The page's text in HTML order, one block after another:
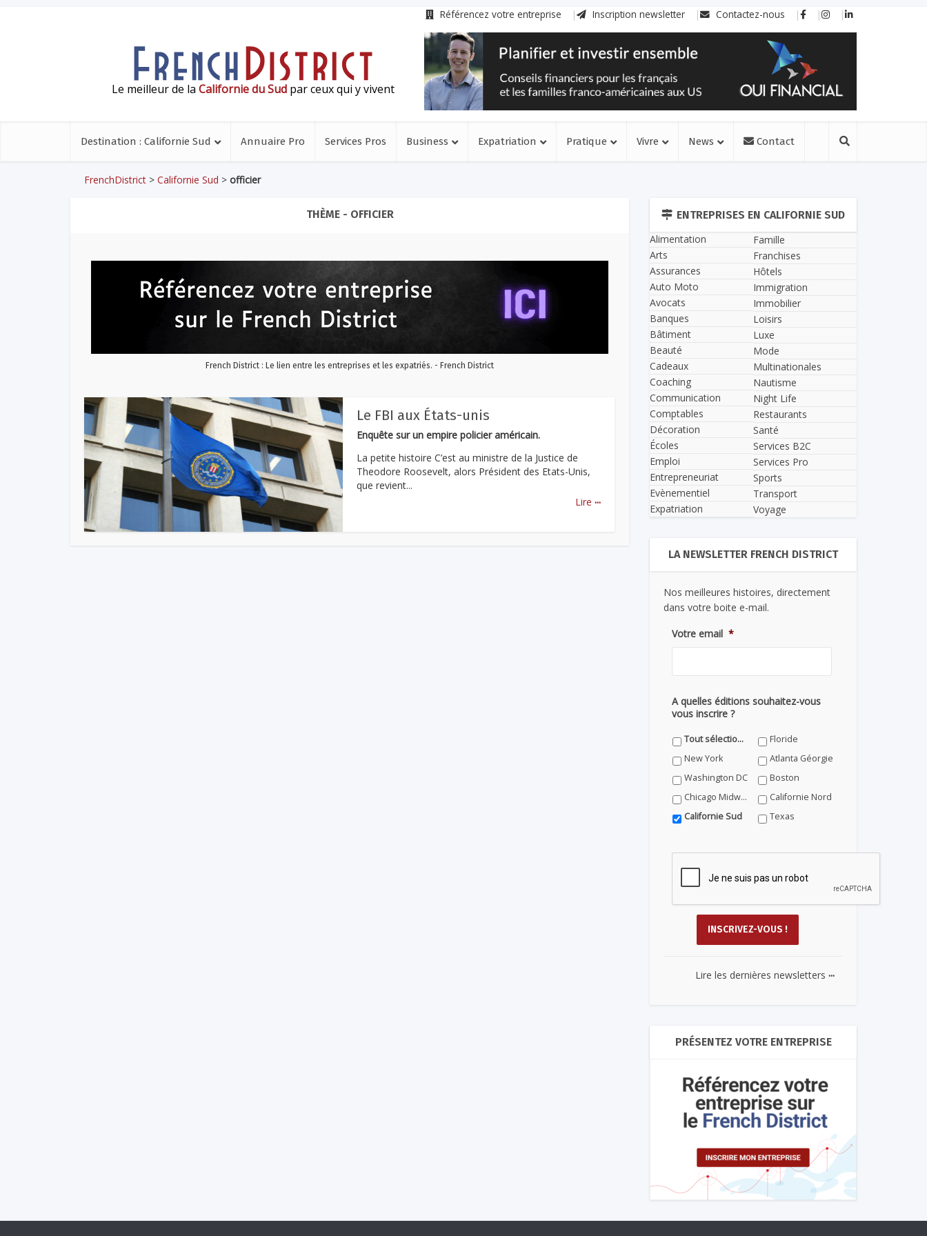
Référencez votre entreprise Inscription newsletter Contactez-nous
Le meilleur de la Californie du Sud par ceux qui y vivent
Destination : Californie Sud Annuaire Pro Services Pros Business Expatriation Pratique Vivre News Contact
FrenchDistrict > Californie Sud > officier
THÈME - OFFICIER
French District : Le lien entre les entreprises et les expatriés. - French District
Le FBI aux États-unis
Enquête sur un empire policier américain.
La petite histoire C’est au ministre de la Justice de
Theodore Roosevelt, alors Président des Etats-Unis,
que revient...
Lire ...
ENTREPRISES EN CALIFORNIE SUD
Alimentation
Arts
Assurances
Auto Moto
Avocats
Banques
Bâtiment
Beauté
Cadeaux
Coaching
Communication
Comptables
Décoration
Écoles
Emploi
Entrepreneuriat
Evènementiel
Expatriation
Famille
Franchises
Hôtels
Immigration
Immobilier
Loisirs
Luxe
Mode
Multinationales
Nautisme
Night Life
Restaurants
Santé
Services B2C
Services Pro
Sports
Transport
Voyage
LA NEWSLETTER FRENCH DISTRICT
Nos meilleures histoires, directement
dans votre boite e-mail.
Votre email *
A quelles éditions souhaitez-vous
vous inscrire ?
Tout sélectionner
Floride
New York
Atlanta Géorgie
Washington DC
Boston
Chicago Midwest
Californie Nord
Californie Sud
Texas
Lire les dernières newsletters ...
PRÉSENTEZ VOTRE ENTREPRISE